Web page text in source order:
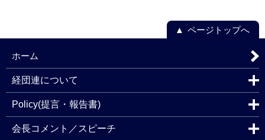
ページトップへ
ホーム
経団連について
Policy(提言・報告書)
会長コメント／スピーチ